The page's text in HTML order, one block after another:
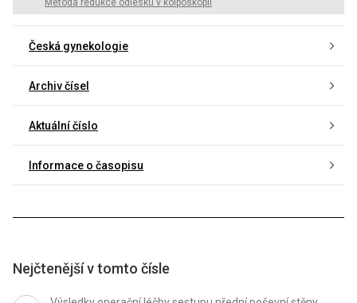
Česká gynekologie
Archiv čísel
Aktuální číslo
Informace o časopisu
Nejčtenější v tomto čísle